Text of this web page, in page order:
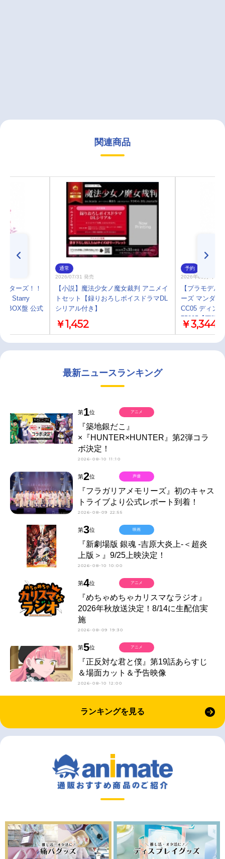
関連商品
ターズ！！
Starry
- BOX盤 公式
通常
2026/07/31 発売
【小説】魔法少女ノ魔女裁判 アニメイ
トセット【録りおろしボイスドラマDL
シリアル付き】
￥1,452
予約
2026年09月 中 発
【プラモデル
ーズ マンダロ
CC05 ディン
75805【再販】
￥3,344
最新ニュースランキング
第1位
『築地銀だこ』
×『HUNTER×HUNTER』第2弾コラ
ボ決定！
2026-08-10 11:10
アニメ
第2位
『フラガリアメモリーズ』初のキャス
トライブより公式レポート到着！
2026-08-09 22:55
声優
第3位
『新劇場版 銀魂 -吉原大炎上-＜超炎
上版＞』9/25上映決定！
2026-08-10 10:00
映画
第4位
『めちゃめちゃカリスマなラジオ』
2026年秋放送決定！8/14に生配信実
施
2026-08-09 19:30
アニメ
第5位
『正反対な君と僕』第19話あらすじ
＆場面カット＆予告映像
2026-08-10 12:00
アニメ
ランキングを見る